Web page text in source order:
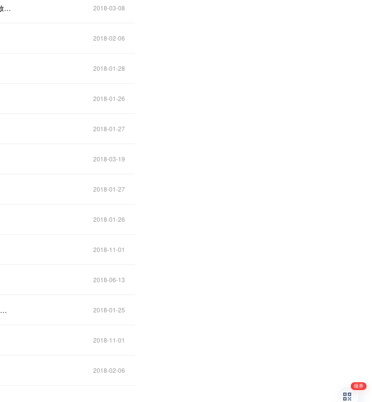
来自2025的告知，穿越回来的人讲述比特币，2018主流加密货币价格提前大放送！ 2018-03-08
2018-02-06
2018-01-28
2018-01-26
2018-01-27
2018-03-19
2018-01-27
2018-01-26
2018-11-01
2018-06-13
币圈大神说：比特币处于投机和贪婪驱动的泡沫之中，使比特币无法按照设计运行 你怎么看？ 2018-01-25
2018-11-01
2018-02-06
领券